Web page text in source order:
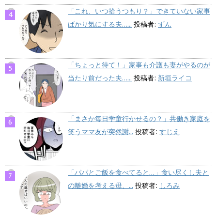
「これ、いつ拾うつもり？」できていない家事
ばかり気にする夫…... 投稿者: ずん
「ちょっと待て！」家事も介護も妻がやるのが
当たり前だった夫…... 投稿者: 新垣ライコ
「まさか毎日学童行かせるの？」共働き家庭を
笑うママ友が突然謝... 投稿者: すじえ
「パパとご飯を食べてると…」食い尽くし夫と
の離婚を考える母、... 投稿者: しろみ